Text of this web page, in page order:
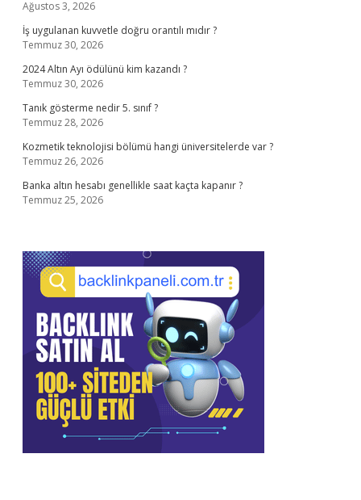
Ağustos 3, 2026
İş uygulanan kuvvetle doğru orantılı mıdır ?
Temmuz 30, 2026
2024 Altın Ayı ödülünü kim kazandı ?
Temmuz 30, 2026
Tanık gösterme nedir 5. sınıf ?
Temmuz 28, 2026
Kozmetik teknolojisi bölümü hangi üniversitelerde var ?
Temmuz 26, 2026
Banka altın hesabı genellikle saat kaçta kapanır ?
Temmuz 25, 2026